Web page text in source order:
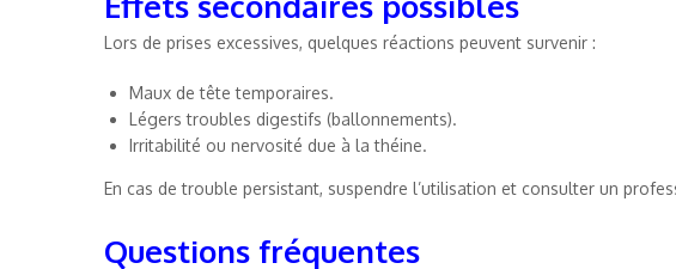
Lors de prises excessives, quelques réactions peuvent survenir :
Maux de tête temporaires.
Légers troubles digestifs (ballonnements).
Irritabilité ou nervosité due à la théine.
En cas de trouble persistant, suspendre l’utilisation et consulter un
Questions fréquentes